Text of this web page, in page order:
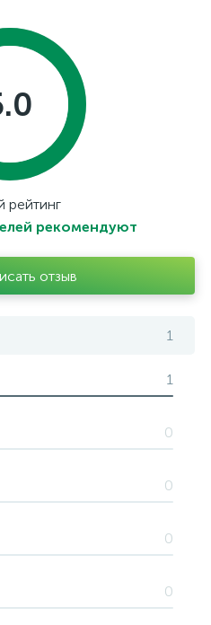
рейтинг
рекомендуют
отзыв
1
1
0
0
0
0